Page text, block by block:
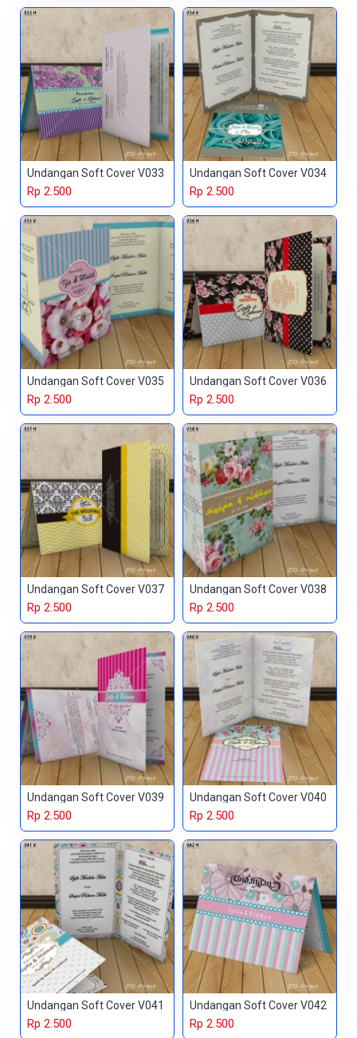
Undangan Soft Cover V033
Rp 2.500
Undangan Soft Cover V034
Rp 2.500
Undangan Soft Cover V035
Rp 2.500
Undangan Soft Cover V036
Rp 2.500
Undangan Soft Cover V037
Rp 2.500
Undangan Soft Cover V038
Rp 2.500
Undangan Soft Cover V039
Rp 2.500
Undangan Soft Cover V040
Rp 2.500
Undangan Soft Cover V041
Rp 2.500
Undangan Soft Cover V042
Rp 2.500